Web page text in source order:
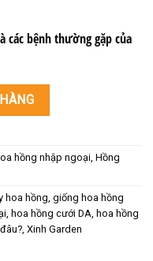
các bệnh thường gặp của
Đẹp Nhất Của DA -
hồng nhập ngoại, Hồng
hoa hồng, giống hoa hồng
, hoa hồng cưới DA, hoa hồng
, Xinh Garden